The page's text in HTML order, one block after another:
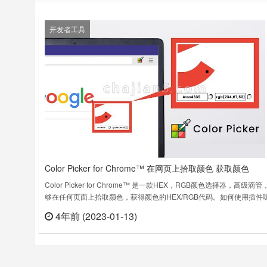
开发者工具
Color Picker for Chrome™ 在网页上拾取颜色 获取颜色
HEX/RGB代码
Color Picker for Chrome™ 是一款HEX，RGB颜色选择器，高级滴管
够在任何页面上拾取颜色，获得颜色的HEX/RGB代码。如何使用插件
将启用颜色选择器图标✓ 再点击所需拾取颜色的地方，它将以HEX和
选项为您提供该颜色代码的信息✓ 复制代码并复……
4年前 (2023-01-13)